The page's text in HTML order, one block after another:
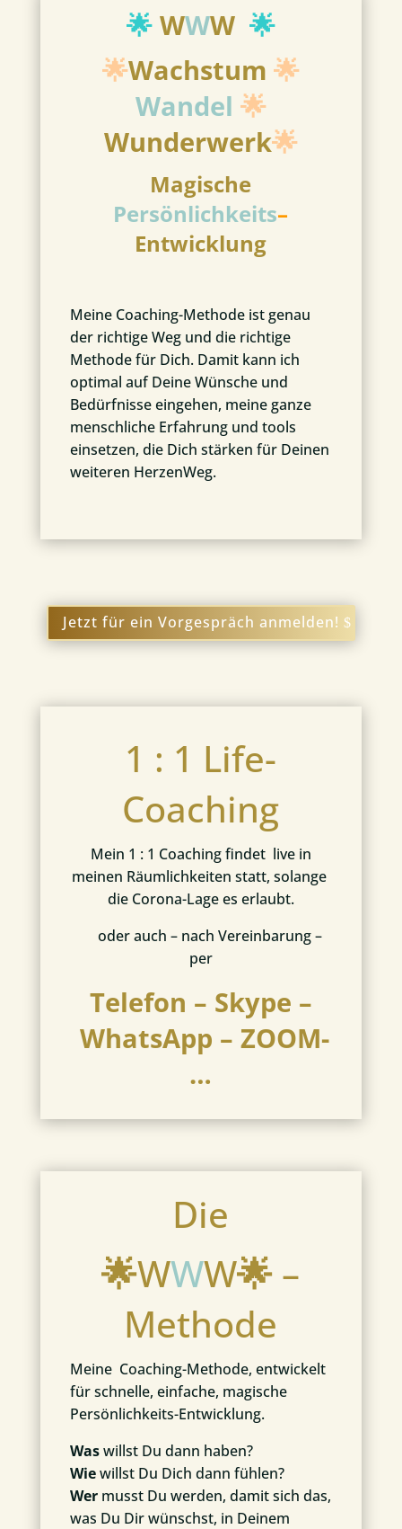
🌟 WWW 🌟
🌟Wachstum 🌟
Wandel 🌟
Wunderwerk🌟
Magische
Persönlichkeits–
Entwicklung
Meine Coaching-Methode ist genau
der richtige Weg und die richtige
Methode für Dich. Damit kann ich
optimal auf Deine Wünsche und
Bedürfnisse eingehen, meine ganze
menschliche Erfahrung und tools
einsetzen, die Dich stärken für Deinen
weiteren HerzenWeg.
Jetzt für ein Vorgespräch anmelden!
1 : 1 Life-
Coaching
Mein 1 : 1 Coaching findet live in
meinen Räumlichkeiten statt, solange
die Corona-Lage es erlaubt.
oder auch – nach Vereinbarung –
per
Telefon – Skype –
WhatsApp – ZOOM-
…
Die
🌟WWW🌟 –
Methode
Meine Coaching-Methode, entwickelt
für schnelle, einfache, magische
Persönlichkeits-Entwicklung.
Waswillst Du dann haben?
Wiewillst Du Dich dann fühlen?
Wermusst Du werden, damit sich das,
was Du Dir wünschst, in Deinem